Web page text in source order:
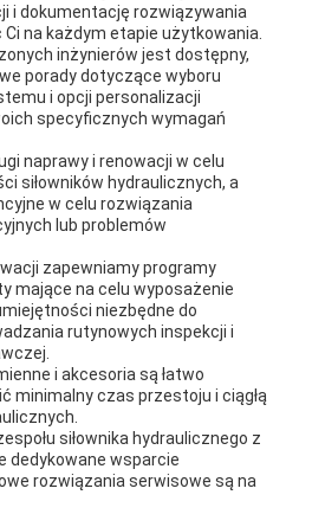
i dokumentację rozwiązywania
na każdym etapie użytkowania.
inżynierów jest dostępny,
porady dotyczące wyboru
i opcji personalizacji
specyficznych wymagań
naprawy i renowacji w celu
siłowników hydraulicznych, a
w celu rozwiązania
lub problemów
zapewniamy programy
mające na celu wyposażenie
niezbędne do
rutynowych inspekcji i
i akcesoria są łatwo
minimalny czas przestoju i ciągłą
siłownika hydraulicznego z
dedykowane wsparcie
rozwiązania serwisowe są na